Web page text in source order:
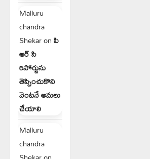
Malluru
chandra
Shekaronపి
ఆర్ సి
రిపోర్టును
తెప్పించుకొని
వెంటనే అమలు
చేయాలి
Malluru
chandra